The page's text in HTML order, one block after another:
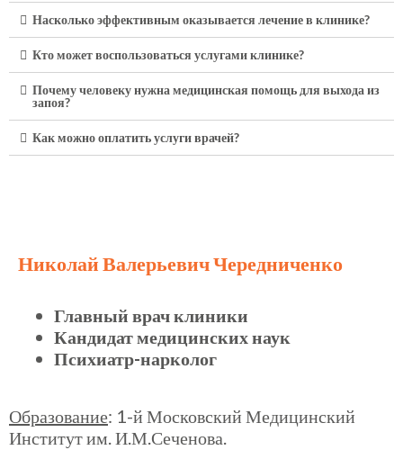
Насколько эффективным оказывается лечение в клинике?
Кто может воспользоваться услугами клинике?
Почему человеку нужна медицинская помощь для выхода из
запоя?
Как можно оплатить услуги врачей?
Николай Валерьевич Чередниченко
Главный врач клиники
Кандидат медицинских наук
Психиатр-нарколог
Образование: 1-й Московский Медицинский
Институт им. И.М.Сеченова.